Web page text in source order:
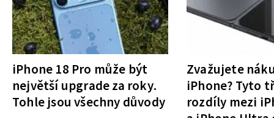
iPhone 18 Pro může být
největší upgrade za roky.
Tohle jsou všechny důvody
Zvažujete
iPhone? Tyto
rozdíly mezi